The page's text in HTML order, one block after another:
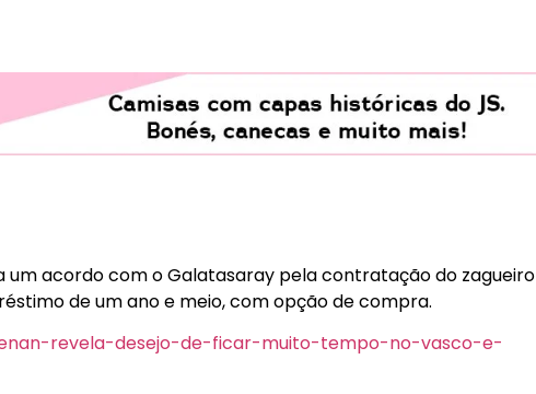
um acordo com o Galatasaray pela contratação do zagueiro
de um ano e meio, com opção de compra.
revela-desejo-de-ficar-muito-tempo-no-vasco-e-